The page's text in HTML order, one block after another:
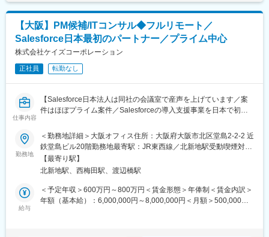
ています。
変更の範囲：会社の定める業務
社員の声を元にインセンティブ制度を作る等、現場の意見を大事
にする社風。安心して長く働ける会社をお探しの方にピッタリで
す。
評価してほしい」⇒四半期ごとにインセンティブを導入
◎例2「長く働いているから還元してほしい」⇒勤続10年以上で
日間）
※事前申告制により、勤務時間帯を変更することも可能。（例
■ポジションについて
PM候補としての採用ポジションです。同社のPMはシステムの企
画立案から遂行、完了までのPJTの責任者を指しています。（管
■特徴・魅力
【大阪】PM候補/ITコンサル◆フルリモート／
Salesforce日本最初のパートナー／プライム中心
株式会社ケイズコーポレーション
正社員 転勤なし
仕事内容
【Salesforce日本法人は同社の会議室で産声を上げています／案
件はほぼプライム案件／Salesforceの導入支援事業を日本で初め
中でトップ20社のみが選出されるコアパートナーとして、日本の
Salesforce普及を牽引】
■仕事内容
『Salesforce』の顧客提案から導入まで一連の業務をご担当頂き
ます。顧客の業務改善をsalesforceを通して実現、ビジネスとプロ
ダクトを上流から設計/マネージする市場価値の高いポジションで
す。
勤務地
＜勤務地詳細＞大阪オフィス住所：大阪府大阪市北区堂島2-2-2 近
鉄堂島ビル20階勤務地最寄駅：JR東西線／北新地駅受動喫煙対
策：屋内全面禁煙変更の範囲：会社の定める事業所（リモートワ
ーク含む）
【最寄り駅】
北新地駅、西梅田駅、渡辺橋駅
給与
＜予定年収＞600万円～800万円＜賃金形態＞年俸制＜賃金内訳＞
年額（基本給）：6,000,000円～8,000,000円＜月額＞500,000円